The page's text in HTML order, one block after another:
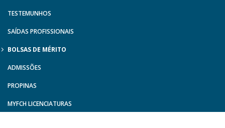
TESTEMUNHOS
SAÍDAS PROFISSIONAIS
BOLSAS DE MÉRITO
ADMISSÕES
PROPINAS
MYFCH LICENCIATURAS